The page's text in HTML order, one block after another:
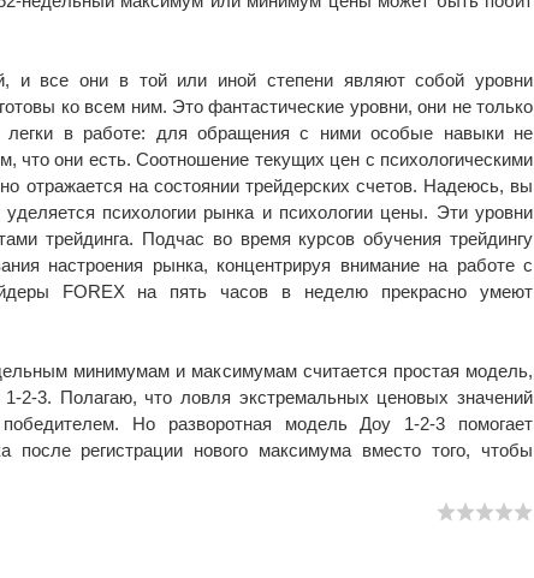
и все они в той или иной степени являют собой уровни
ко всем ним. Это фантастические уровни, они не только
легки в работе: для обращения с ними особые навыки не
что они есть. Соотношение текущих цен с психологическими
отражается на состоянии трейдерских счетов. Надеюсь, вы
психологии рынка и психологии цены. Эти уровни
трейдинга. Подчас во время курсов обучения трейдингу
настроения рынка, концентрируя внимание на работе с
FOREX на пять часов в неделю прекрасно умеют
минимумам и максимумам считается простая модель,
2-3. Полагаю, что ловля экстремальных ценовых значений
Но разворотная модель Доу 1-2-3 помогает
после регистрации нового максимума вместо того, чтобы